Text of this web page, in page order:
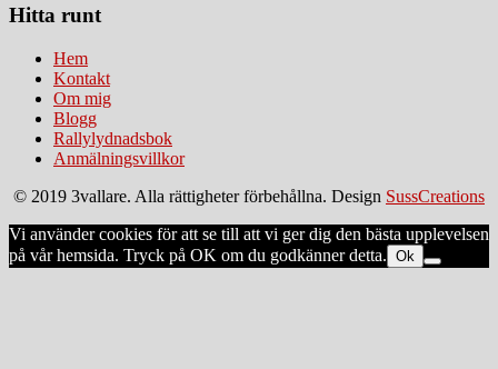
Hitta runt
Hem
Kontakt
Om mig
Blogg
Rallylydnadsbok
Anmälningsvillkor
© 2019 3vallare. Alla rättigheter förbehållna. Design SussCreations
Vi använder cookies för att se till att vi ger dig den bästa upplevelsen
på vår hemsida. Tryck på OK om du godkänner detta. Ok